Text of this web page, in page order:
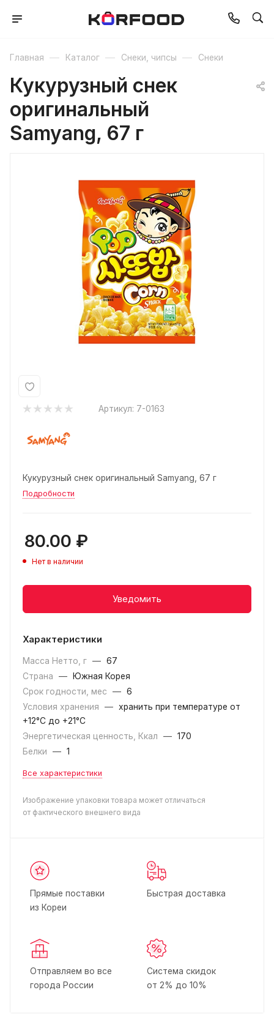
Главная — Каталог — Снеки, чипсы — Снеки
Кукурузный снек
оригинальный
Samyang, 67 г
Артикул: 7-0163
Кукурузный снек оригинальный Samyang, 67 г
Подробности
80.00 ₽
Нет в наличии
Уведомить
Характеристики
Масса Нетто, г — 67
Страна
—
Южная Корея
Срок годности, мес
— 6
Условия хранения
— хранить при температуре от
+12°С до +21°С
Энергетическая ценность, Ккал
— 170
Белки
— 1
Все характеристики
Изображение упаковки товара может отличаться
от фактического внешнего вида
Прямые поставки
из Кореи
Быстрая доставка
Отправляем во все
города России
Система скидок
от 2% до 10%